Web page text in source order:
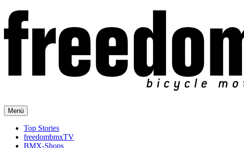
Menü
Top Stories
freedombmxTV
BMX-Shops